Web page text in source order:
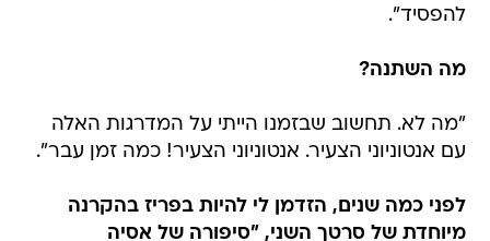
להפסיד".
מה השתנה?
"מה לא. תחשוב שבזמנו הייתי על המדרגות האלה
עם אנטוניוני הצעיר. אנטוניוני הצעיר! כמה זמן עבר".
לפני כמה שנים, הזדמן לי להיות בפריז בהקרנה
מיוחדת של סרטך השני, "סיפורה של אסיה